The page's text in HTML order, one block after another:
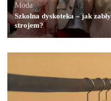
Moda
Szkolna dyskoteka – jak
strojem?